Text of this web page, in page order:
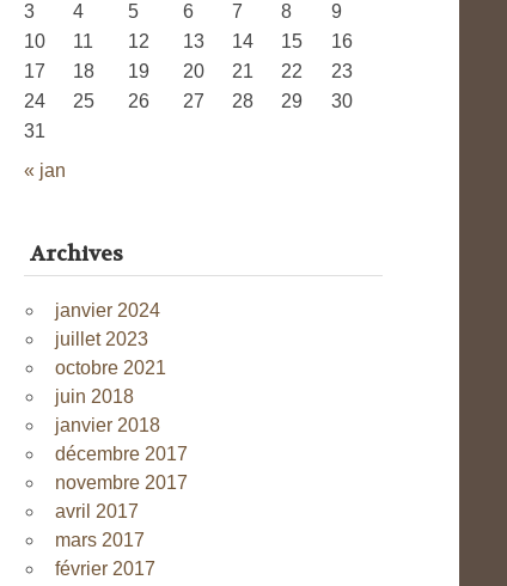
« jan
3
4 5 6 7 8
9
10
11 12 13 14 15
16
17
18 19 20 21 22
23
24
25 26 27 28 29
30
31
Archives
janvier 2024
juillet 2023
octobre 2021
juin 2018
janvier 2018
décembre 2017
novembre 2017
avril 2017
mars 2017
février 2017